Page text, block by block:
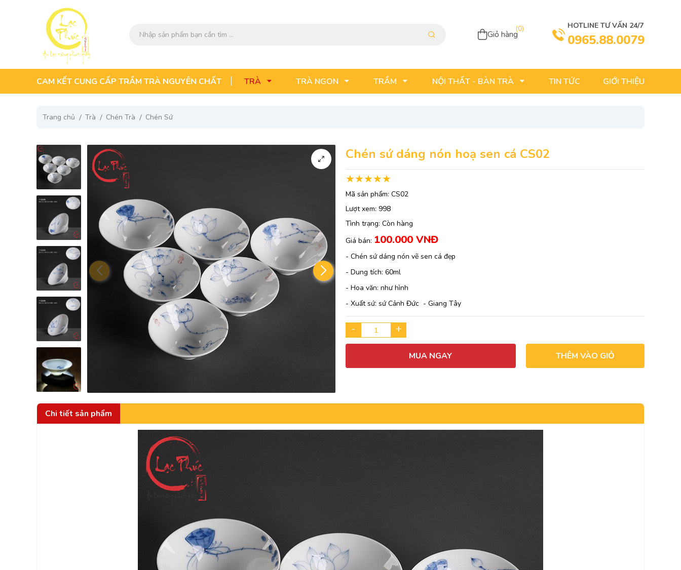
Giỏ hàng
(0) HOTLINE TƯ VẤN 24/7
0965.88.0079
CAM KẾT CUNG CẤP TRẦM TRÀ NGUYÊN CHẤT TRÀ TRÀ NGON TRẦM NỘI THẤT - BÀN TRÀ TIN TỨC GIỚI THIỆU
Trang chủ Trà Chén Trà Chén Sứ
Chén sứ dáng nón hoạ sen cá CS02
Mã sản phẩm: CS02
Lượt xem: 998
Tình trạng: Còn hàng
Giá bán: 100.000 VNĐ
- Chén sứ dáng nón vẽ sen cá đẹp
- Dung tích: 60ml
- Hoa văn: như hình
- Xuất sứ: sứ Cảnh Đức - Giang Tây
- +
MUA NGAY THÊM VÀO GIỎ
Chi tiết sản phẩm